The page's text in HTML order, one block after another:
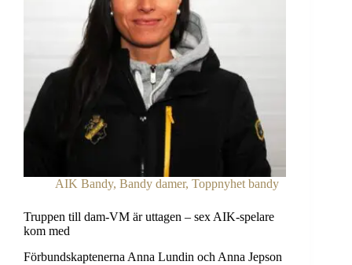
AIK Bandy, Bandy damer, Toppnyhet bandy
Truppen till dam-VM är uttagen – sex AIK-spelare
kom med
Förbundskaptenerna Anna Lundin och Anna Jepson